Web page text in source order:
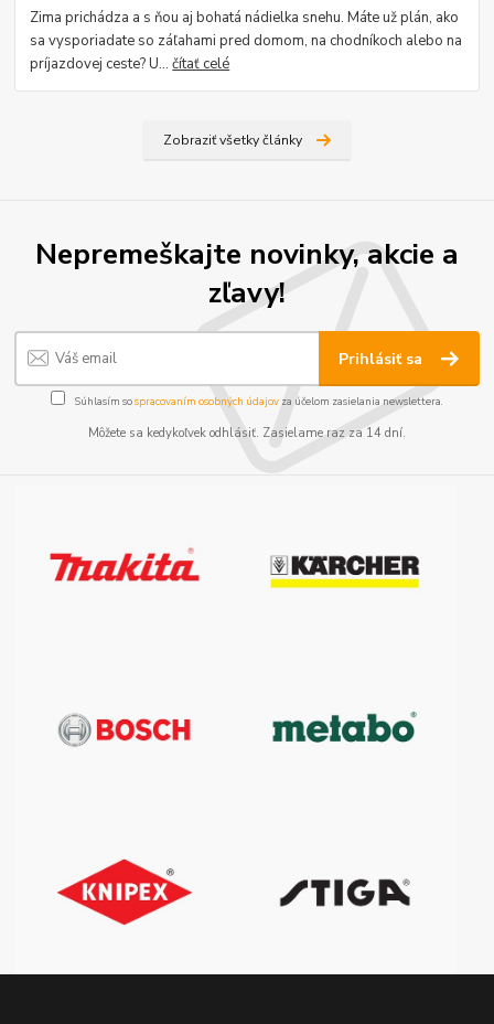
Zima prichádza a s ňou aj bohatá nádielka snehu. Máte už plán, ako
sa vysporiadate so záľahami pred domom, na chodníkoch alebo na
príjazdovej ceste? U...čítať celé
Zobraziť všetky články
Nepremeškajte novinky, akcie a
zľavy!
Prihlásiť sa
Súhlasím sospracovaním osobných údajov za účelom zasielania newslettera.
Môžete sa kedykoľvek odhlásiť. Zasielame raz za 14 dní.